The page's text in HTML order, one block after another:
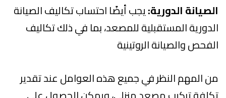
الصيانة الدورية:يجب أيضًا احتساب تكاليف الصيانة
الدورية المستقبلية للمصعد، بما في ذلك تكاليف
الفحص والصيانة الروتينية
من المهم النظر في جميع هذه العوامل عند تقدير